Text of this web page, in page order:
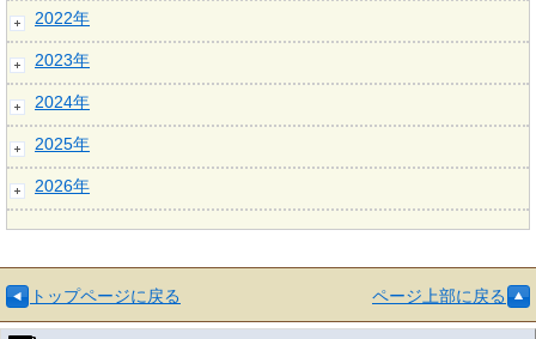
2022年
2023年
2024年
2025年
2026年
トップページに戻る ページ上部に戻る